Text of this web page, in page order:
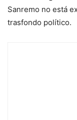
Sanremo no está
trasfondo político.